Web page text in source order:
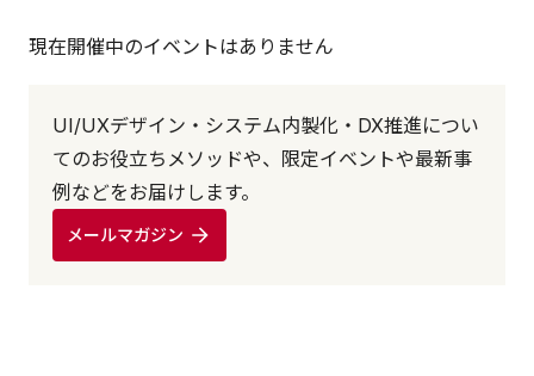
現在開催中のイベントはありません
UI/UXデザイン・システム内製化・DX推進につい
てのお役立ちメソッドや、限定イベントや最新事
例などをお届けします。
メールマガジン